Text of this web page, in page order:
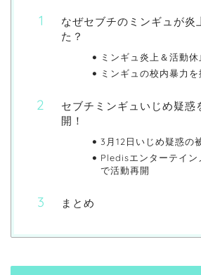
なぜセブチのミンギュが炎
た？
ミンギュ炎上＆活動休
ミンギュの校内暴力を
セブチミンギュいじめ疑惑
開！
3月12日いじめ疑惑の
Pledisエンターテイン
で活動再開
まとめ